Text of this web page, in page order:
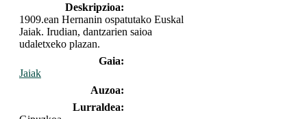
Deskripzioa:
1909.ean Hernanin ospatutako Euskal
Jaiak. Irudian, dantzarien saioa
udaletxeko plazan.
Gaia:
Jaiak
Auzoa:
Lurraldea: